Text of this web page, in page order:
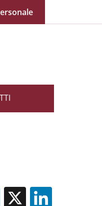
LANGUAGE
Facebook
X